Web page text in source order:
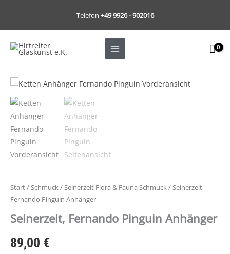
springen
Telefon +49 9926 - 902016
Start/Schmuck/Seinerzeit Flora & Fauna Schmuck/ Seinerzeit,
Fernando Pinguin Anhänger
Seinerzeit, Fernando Pinguin Anhänger
89,00 €